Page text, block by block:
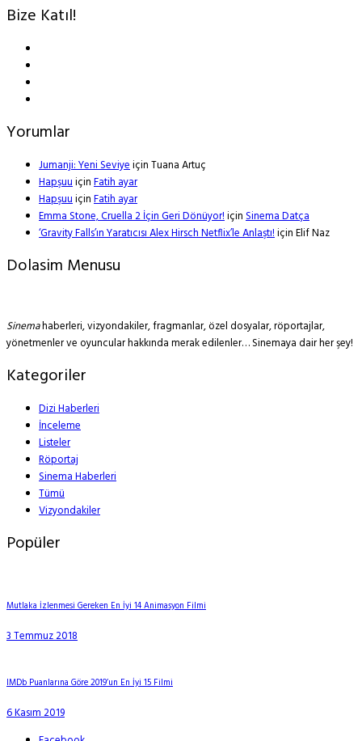
Bize Katıl!
Yorumlar
Jumanji: Yeni SeviyeiçinTuana Artuç
HapşuuiçinFatih ayar
HapşuuiçinFatih ayar
Emma Stone, Cruella 2 İçin Geri Dönüyor!içinSinema Datça
‘Gravity Falls’ın Yaratıcısı Alex Hirsch Netflix’le Anlaştı!içinElif Naz
Dolasim Menusu
Sinemahaberleri, vizyondakiler, fragmanlar, özel dosyalar, röportajlar,
yönetmenler ve oyuncular hakkında merak edilenler… Sinemaya dair her şey!
Kategoriler
Dizi Haberleri
İnceleme
Listeler
Röportaj
Sinema Haberleri
Tümü
Vizyondakiler
Popüler
Mutlaka İzlenmesi Gereken En İyi 14 Animasyon Filmi
3 Temmuz 2018
IMDb Puanlarına Göre 2019’un En İyi 15 Filmi
6 Kasım 2019